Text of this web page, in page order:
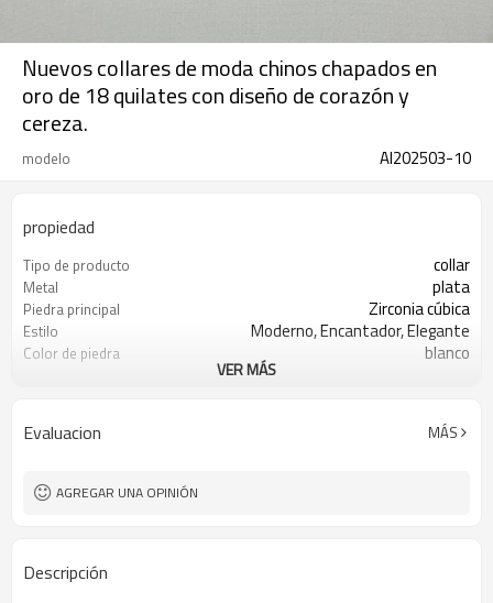
Nuevos collares de moda chinos chapados en
oro de 18 quilates con diseño de corazón y
cereza.
modelo AI202503-10
propiedad
Tipo de producto collar
Metal plata
Piedra principal Zirconia cúbica
Estilo Moderno, Encantador, Elegante
Color de piedra blanco
chapado en oro de 18 quilates
VER MÁS
Evaluacion MÁS
AGREGAR UNA OPINIÓN
Descripción